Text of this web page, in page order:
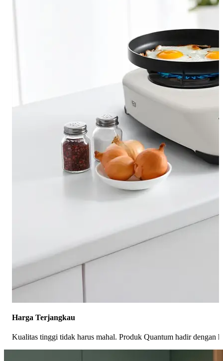
Harga Terjangkau
Kualitas tinggi tidak harus mahal. Produk Quantum hadir dengan